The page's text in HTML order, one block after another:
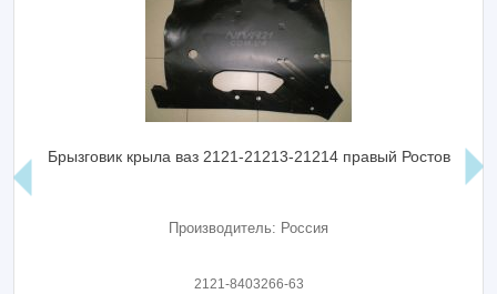
Брызговик крыла ваз 2121-21213-21214 правый Ростов
Производитель: Россия
2121-8403266-63